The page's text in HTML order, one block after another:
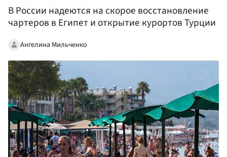
В России надеются на скорое восстановление
чартеров в Египет и открытие курортов Турции
Ангелина Мильченко